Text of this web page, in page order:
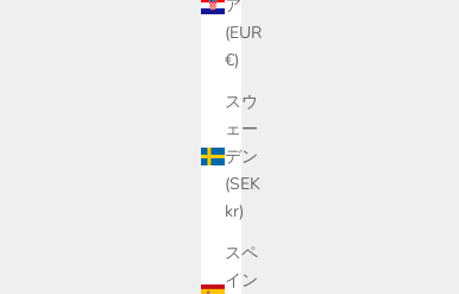
ア
(EUR
€)
スウ
ェー
デン
(SEK
kr)
スペ
イン